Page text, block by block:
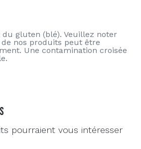
gluten (blé). Veuillez noter
nos produits peut être
Une contamination croisée
pourraient vous intéresser